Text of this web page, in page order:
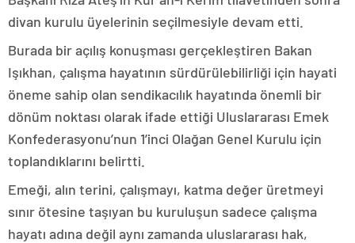
divan kurulu üyelerinin seçilmesiyle devam etti.
Burada bir açılış konuşması gerçekleştiren Bakan
Işıkhan, çalışma hayatının sürdürülebilirliği için hayati
öneme sahip olan sendikacılık hayatında önemli bir
dönüm noktası olarak ifade ettiği Uluslararası Emek
Konfederasyonu’nun 1’inci Olağan Genel Kurulu için
toplandıklarını belirtti.
Emeği, alın terini, çalışmayı, katma değer üretmeyi
sınır ötesine taşıyan bu kuruluşun sadece çalışma
hayatı adına değil aynı zamanda uluslararası hak,